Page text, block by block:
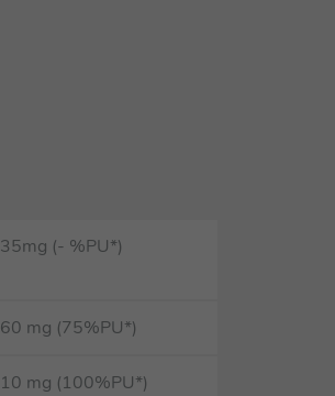
35mg (- %PU*)
60 mg (75%PU*)
10 mg (100%PU*)